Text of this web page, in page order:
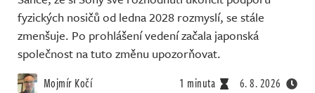
fyzických nosičů od ledna 2028 rozmyslí, se stále
zmenšuje. Po prohlášení vedení začala japonská
společnost na tuto změnu upozorňovat.
Mojmír Kočí 1 minuta 6. 8. 2026